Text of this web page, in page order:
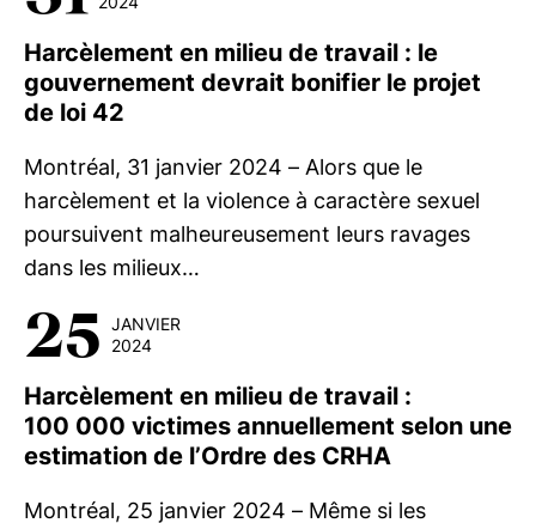
Harcèlement en milieu de travail : le
gouvernement devrait bonifier le projet
de loi 42
Montréal, 31 janvier 2024 – Alors que le
harcèlement et la violence à caractère sexuel
poursuivent malheureusement leurs ravages
dans les milieux…
25 JANVIER
2024
Harcèlement en milieu de travail :
100 000 victimes annuellement selon une
estimation de l’Ordre des CRHA
Montréal, 25 janvier 2024 – Même si les